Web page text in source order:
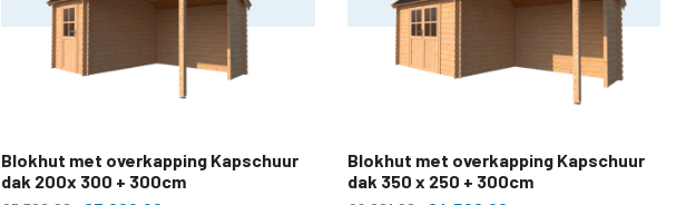
Blokhut met overkapping Kapschuur
dak 200x 300 + 300cm
Blokhut met overkapping Kapschuur
dak 350 x 250 + 300cm